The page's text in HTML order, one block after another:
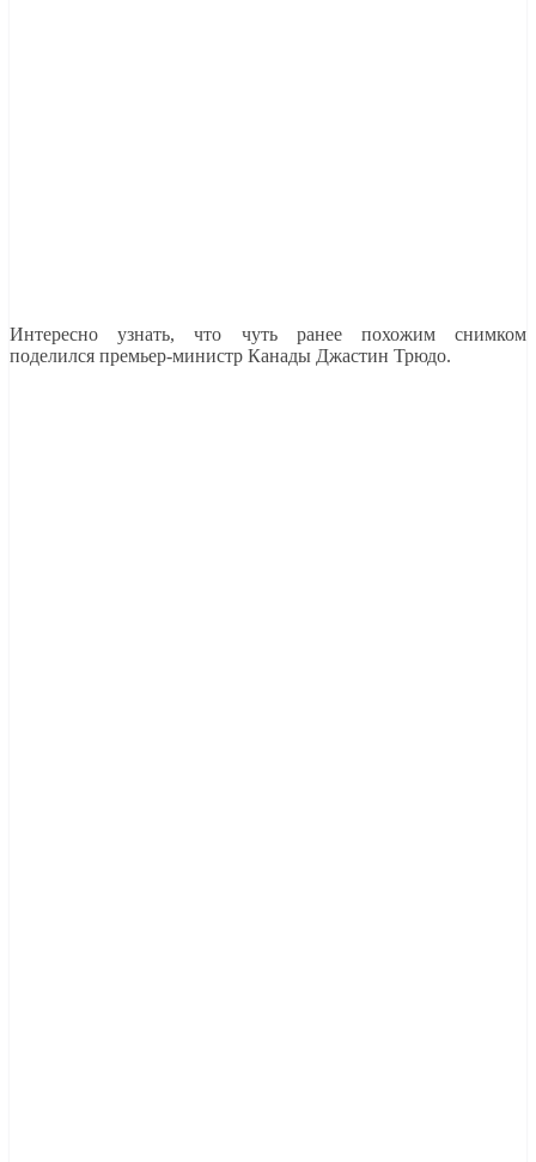
Интересно узнать, что чуть ранее похожим снимком
поделился премьер-министр Канады Джастин Трюдо.